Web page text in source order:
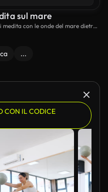
sul mare
con le onde del mare dietro
...
CON IL CODICE